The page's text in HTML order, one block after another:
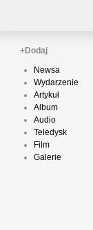
+Dodaj
Newsa
Wydarzenie
Artykuł
Album
Audio
Teledysk
Film
Galerie